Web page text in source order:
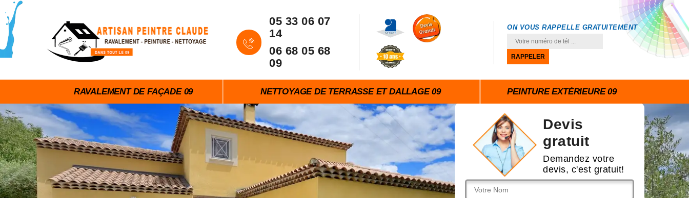
05 33 06 07
14
06 68 05 68
09
ON VOUS RAPPELLE GRATUITEMENT
RAVALEMENT DE FAÇADE 09 NETTOYAGE DE TERRASSE ET DALLAGE 09 PEINTURE EXTÉRIEURE 09
Devis
gratuit
Demandez votre
devis, c'est gratuit!